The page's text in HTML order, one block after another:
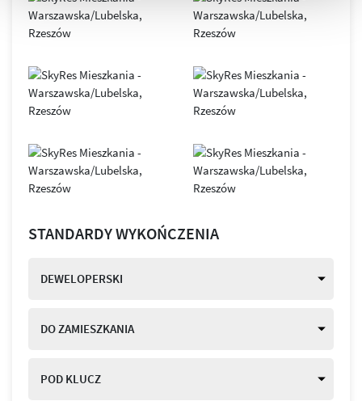
STANDARDY WYKOŃCZENIA
DEWELOPERSKI
DO ZAMIESZKANIA
POD KLUCZ